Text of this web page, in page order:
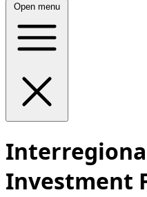
Open menu
Investment